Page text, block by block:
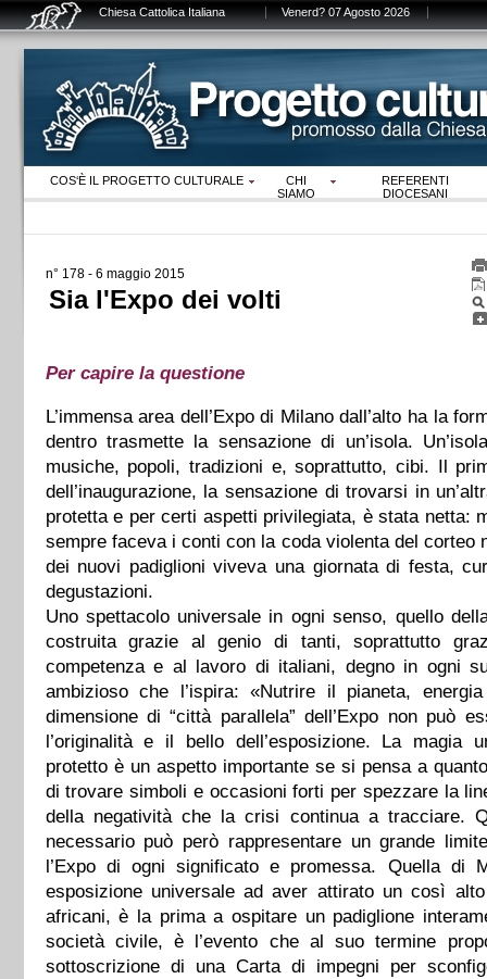
Chiesa Cattolica Italiana Venerd? 07 Agosto 2026
COS‘È IL PROGETTO CULTURALE
CHI
SIAMO
REFERENTI
DIOCESANI
n° 178 - 6 maggio 2015
Sia l'Expo dei volti
Per capire la questione
L’immensa area dell’Expo di Milano dall’alto ha la
dentro trasmette la sensazione di un’isola.
musiche, popoli, tradizioni e, soprattutto, cibi. Il
dell’inaugurazione, la sensazione di trovarsi in
protetta e per certi aspetti privilegiata, è stata netta:
sempre faceva i conti con la coda violenta del corteo
dei nuovi padiglioni viveva una giornata di festa,
degustazioni.
Uno spettacolo universale in ogni senso, quello
costruita grazie al genio di tanti, soprattutto
competenza e al lavoro di italiani, degno in ogni
ambizioso che l’ispira: «Nutrire il pianeta,
dimensione di “città parallela” dell’Expo non può
l’originalità e il bello dell’esposizione. La magia
protetto è un aspetto importante se si pensa a
di trovare simboli e occasioni forti per spezzare la
della negatività che la crisi continua a tracciare.
necessario può però rappresentare un grande
l’Expo di ogni significato e promessa. Quella di
esposizione universale ad aver attirato un così
africani, è la prima a ospitare un padiglione
società civile, è l’evento che al suo termine
sottoscrizione di una Carta di impegni per